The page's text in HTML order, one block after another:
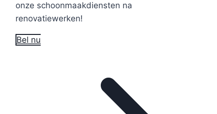
onze schoonmaakdiensten na
renovatiewerken!
Bel nu